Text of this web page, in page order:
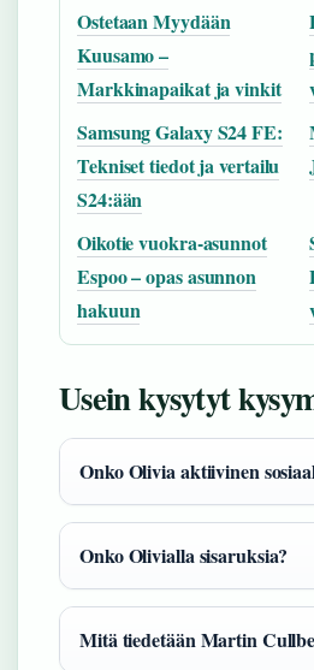
Ostetaan Myydään
Kuusamo –
Markkinapaikat ja vinkit
Samsung Galaxy S24 FE:
Tekniset tiedot ja vertailu
S24:ään
Oikotie vuokra-asunnot
Espoo – opas asunnon
hakuun
Usein kysytyt
Onko Olivia aktiivinen
Onko Olivialla sisaruksia?
Mitä tiedetään Martin